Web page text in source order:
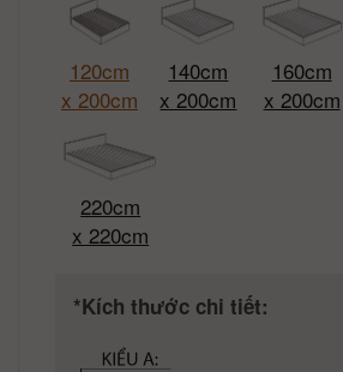
120cm
x 200cm
140cm
x 200cm
160cm
x 200cm
220cm
x 220cm
*Kích thước chi tiết: